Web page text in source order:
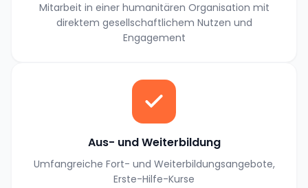
Mitarbeit in einer humanitären Organisation mit
direktem gesellschaftlichem Nutzen und
Engagement
Aus- und Weiterbildung
Umfangreiche Fort- und Weiterbildungsangebote,
Erste-Hilfe-Kurse